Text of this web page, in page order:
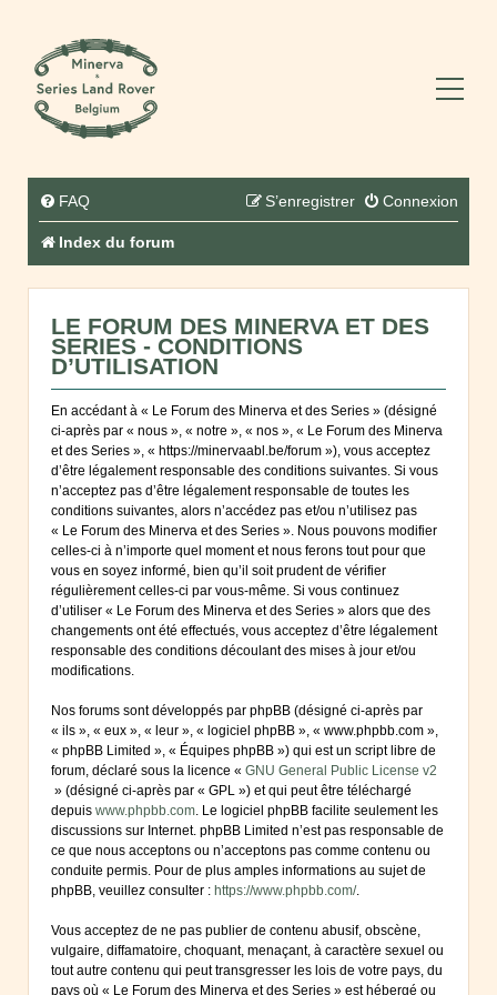
FAQ Connexion
S’enregistrer
Index du forum
LE FORUM DES MINERVA ET DES
SERIES - CONDITIONS
D’UTILISATION
En accédant à « Le Forum des Minerva et des Series » (désigné
ci-après par « nous », « notre », « nos », « Le Forum des Minerva
et des Series », « https://minervaabl.be/forum »), vous acceptez
d’être légalement responsable des conditions suivantes. Si vous
n’acceptez pas d’être légalement responsable de toutes les
conditions suivantes, alors n’accédez pas et/ou n’utilisez pas
« Le Forum des Minerva et des Series ». Nous pouvons modifier
celles-ci à n’importe quel moment et nous ferons tout pour que
vous en soyez informé, bien qu’il soit prudent de vérifier
régulièrement celles-ci par vous-même. Si vous continuez
d’utiliser « Le Forum des Minerva et des Series » alors que des
changements ont été effectués, vous acceptez d’être légalement
responsable des conditions découlant des mises à jour et/ou
modifications.
Nos forums sont développés par phpBB (désigné ci-après par
« ils », « eux », « leur », « logiciel phpBB », « www.phpbb.com »,
« phpBB Limited », « Équipes phpBB ») qui est un script libre de
forum, déclaré sous la licence « GNU General Public License v2
» (désigné ci-après par « GPL ») et qui peut être téléchargé
depuis www.phpbb.com. Le logiciel phpBB facilite seulement les
discussions sur Internet. phpBB Limited n’est pas responsable de
ce que nous acceptons ou n’acceptons pas comme contenu ou
conduite permis. Pour de plus amples informations au sujet de
phpBB, veuillez consulter : https://www.phpbb.com/.
Vous acceptez de ne pas publier de contenu abusif, obscène,
vulgaire, diffamatoire, choquant, menaçant, à caractère sexuel ou
tout autre contenu qui peut transgresser les lois de votre pays, du
pays où « Le Forum des Minerva et des Series » est hébergé ou